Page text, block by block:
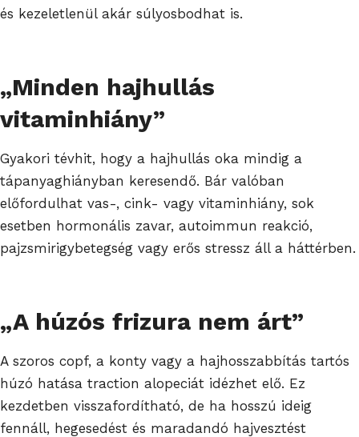
és kezeletlenül akár súlyosbodhat is.
„Minden hajhullás
vitaminhiány”
Gyakori tévhit, hogy a hajhullás oka mindig a
tápanyaghiányban keresendő. Bár valóban
előfordulhat vas-, cink- vagy vitaminhiány, sok
esetben hormonális zavar, autoimmun reakció,
pajzsmirigybetegség vagy erős stressz áll a háttérben.
„A húzós frizura nem árt”
A szoros copf, a konty vagy a hajhosszabbítás tartós
húzó hatása traction alopeciát idézhet elő. Ez
kezdetben visszafordítható, de ha hosszú ideig
fennáll, hegesedést és maradandó hajvesztést